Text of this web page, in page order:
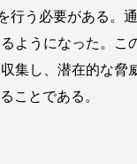
う必要がある
ようになった。
集し、潜在的な
ことである。